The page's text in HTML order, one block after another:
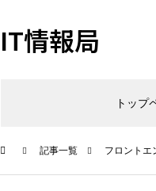
IT情報局
トップ
記事一覧 フロントエ